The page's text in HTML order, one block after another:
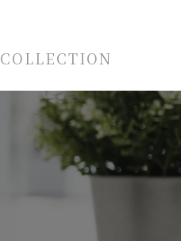
COLLECTION